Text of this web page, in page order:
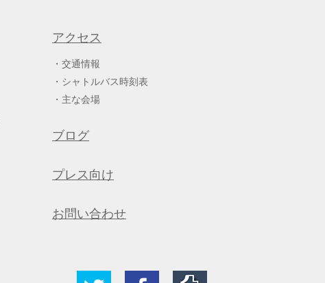
アクセス
交通情報
シャトルバス時刻表
主な会場
ブログ
プレス向け
お問い合わせ